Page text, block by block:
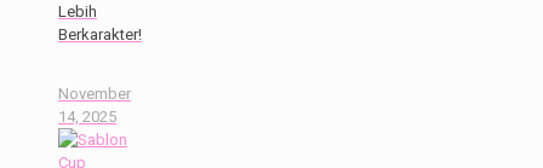
Lebih
Berkarakter!
November
14, 2025